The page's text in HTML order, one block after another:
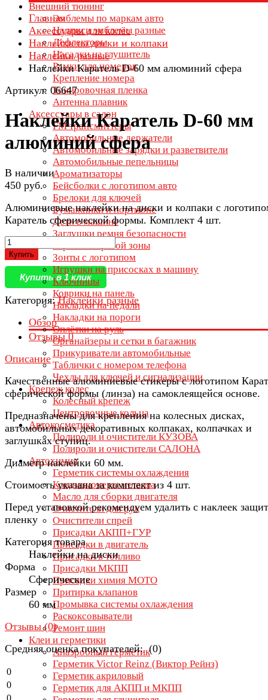
Внешний тюнинг
Эмблемы по маркам авто
Надписи эмблемы разные
Дефлекторы
Насадки на глушитель
Рамки для номеров
Крепление номера
Тонировочная пленка
Антенна плавник
Аксессуары в салон
FM трансмиттеры
Автомобильные держатели
Автомобильные зарядки и разветвители
Автомобильные пепельницы
Ароматизаторы
Бейсболки с логотипом авто
Брелоки для ключей
Бумажники и портмоне
Дети в машине
Заглушки ремня безопасности
Зеркала мертвой зоны
Зонты с логотипом
Игрушки на присосках в машину
Ключницы
Коврики на панель
Накладки на педали
Накладки на пороги
Оплётки на руль
Органайзеры и сетки в багажник
Прикуриватели автомобильные
Таблички с номером телефона
Чехлы для ключей и сигнализации
Крепеж колес
Колесный крепеж
Центровочные кольца
Автокосметика
Полироли и очистители КУЗОВА
Полироли и очистители САЛОНА
Автохимия
Герметик системы охлаждения
Кондиционеры металла
Масло для сборки двигателя
Очистители для рук
Очистители спрей
Присадки АКПП+ГУР
Присадки в двигатель
Присадки в топливо
Присадки МКПП
Присадки химия МОТО
Притирка клапанов
Промывка системы охлаждения
Раскоксовыватели
Ремонт шин
Клеи и герметики
Анаэробный герметик
Герметик Victor Reinz (Виктор Рейнз)
Герметик акриловый
Герметик для АКПП и МКПП
Главная
Аксессуары для колёс
Наклейки на диски и колпаки
Наклейки разные
Наклейки Каратель D-60 мм алюминий сфера
Артикул: 06647
Наклейки Каратель D-60 мм
алюминий сфера
В наличии
450 руб.
Алюминиевые наклейки на диски и колпаки с
Каратель сферической формы. Комплект 4 шт.
Купить
Купить в 1 клик
Категория:Наклейки разные
Обзор
Отзывы0
Описание
Качественные алюминиевые стикеры с логотипом
сферической формы (линза) на самоклеящейся основе.
Предназначены для крепления на колесных дисках,
автомобильных декоративных колпаках, колпачках и
заглушках ступиц.
Диаметр наклейки 60 мм.
Стоимость указана за комплект из 4 шт.
Перед установкой рекомендуем удалить с наклеек
пленку
Категория товара
Наклейки на диски
Форма
Сферические
Размер
60 мм
Отзывы (0)
Средняя оценка покупателей: (0)
0
0
0